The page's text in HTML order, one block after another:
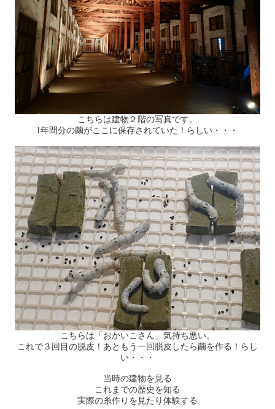
こちらは建物２階の写真です。
1年間分の繭がここに保存されていた！らしい・・・
こちらは「おかいこさん」気持ち悪い。
これで３回目の脱皮！あともう一回脱皮したら繭を作る！らし
い・・・
当時の建物を見る
これまでの歴史を知る
実際の糸作りを見たり体験する